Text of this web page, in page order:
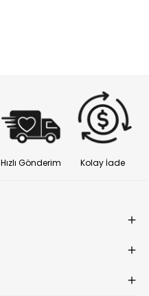
Hızlı Gönderim Kolay İade